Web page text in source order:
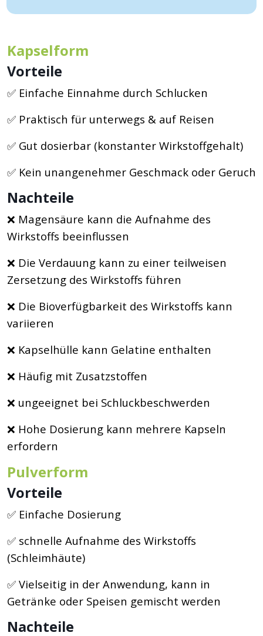
Kapselform
Vorteile
✅ Einfache Einnahme durch Schlucken
✅ Praktisch für unterwegs & auf Reisen
✅ Gut dosierbar (konstanter Wirkstoffgehalt)
✅ Kein unangenehmer Geschmack oder Geruch
Nachteile
❌ Magensäure kann die Aufnahme des
Wirkstoffs beeinflussen
❌ Die Verdauung kann zu einer teilweisen
Zersetzung des Wirkstoffs führen
❌ Die Bioverfügbarkeit des Wirkstoffs kann
variieren
❌ Kapselhülle kann Gelatine enthalten
❌ Häufig mit Zusatzstoffen
❌ ungeeignet bei Schluckbeschwerden
❌ Hohe Dosierung kann mehrere Kapseln
erfordern
Pulverform
Vorteile
✅ Einfache Dosierung
✅ schnelle Aufnahme des Wirkstoffs
(Schleimhäute)
✅ Vielseitig in der Anwendung, kann in
Getränke oder Speisen gemischt werden
Nachteile